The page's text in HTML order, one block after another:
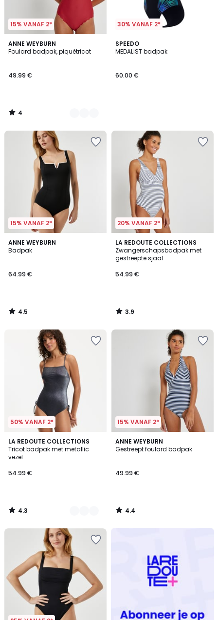
15% VANAF 2*
ANNE WEYBURN
Foulard badpak, piquétricot
49.99 €
4
/
2
Kleuren
4
/
30% VANAF 2*
SPEEDO
MEDALIST badpak
60.00 €
15% VANAF 2*
ANNE WEYBURN
Badpak
64.99 €
4.5
/ 5
4.5
/
20% VANAF 2*
LA REDOUTE COLLECTIONS
Zwangerschapsbadpak met
gestreepte sjaal
54.99 €
3.9
/ 5
3.9
/
50% VANAF 2*
LA REDOUTE COLLECTIONS
Tricot badpak met metallic
vezel
54.99 €
4.3
/ 5
2
Kleuren
4.3
/
15% VANAF 2*
ANNE WEYBURN
Gestreept foulard badpak
49.99 €
4.4
/ 5
4.4
/